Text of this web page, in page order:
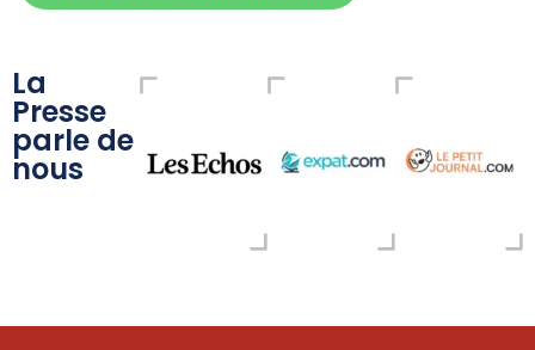
La
Presse
parle de
nous